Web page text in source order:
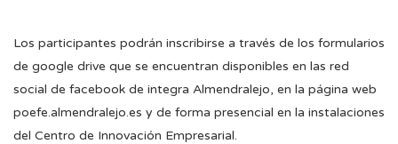
Los participantes podrán inscribirse a través de los formularios
de google drive que se encuentran disponibles en las red
social de facebook de integra Almendralejo, en la página web
poefe.almendralejo.es y de forma presencial en la instalaciones
del Centro de Innovación Empresarial.